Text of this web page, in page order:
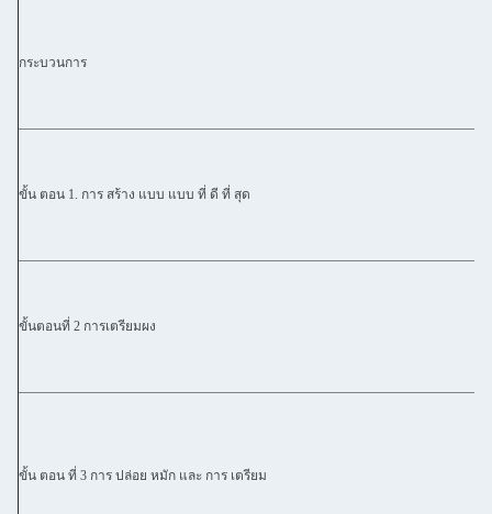
กระบวนการ
ขั้น ตอน 1. การ สร้าง แบบ แบบ ที่ ดี ที่ สุด
ขั้นตอนที่ 2 การเตรียมผง
ขั้น ตอน ที่ 3 การ ปล่อย หมัก และ การ เตรียม